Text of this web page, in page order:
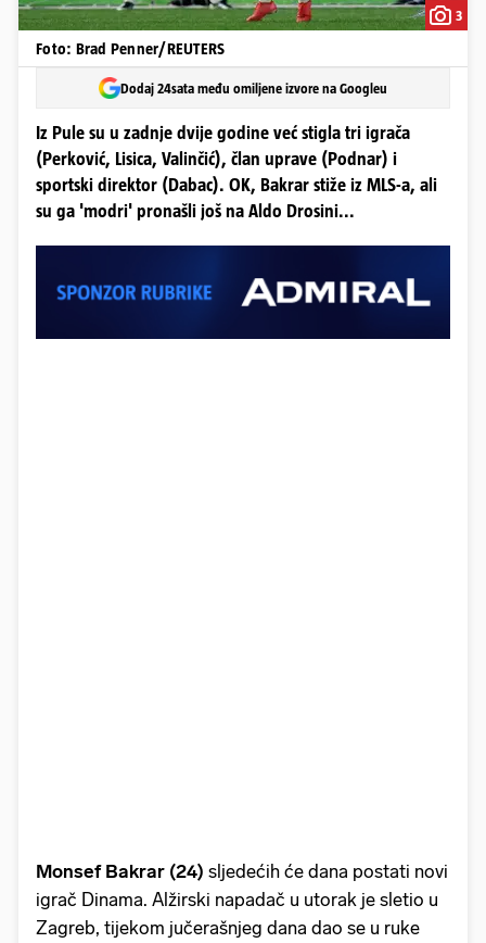
3
Foto: Brad Penner/REUTERS
Dodaj 24sata među omiljene izvore na Googleu
Iz Pule su u zadnje dvije godine već stigla tri igrača
(Perković, Lisica, Valinčić), član uprave (Podnar) i
sportski direktor (Dabac). OK, Bakrar stiže iz MLS-a, ali
su ga 'modri' pronašli još na Aldo Drosini...
Monsef Bakrar (24) sljedećih će dana postati novi
igrač Dinama. Alžirski napadač u utorak je sletio u
Zagreb, tijekom jučerašnjeg dana dao se u ruke